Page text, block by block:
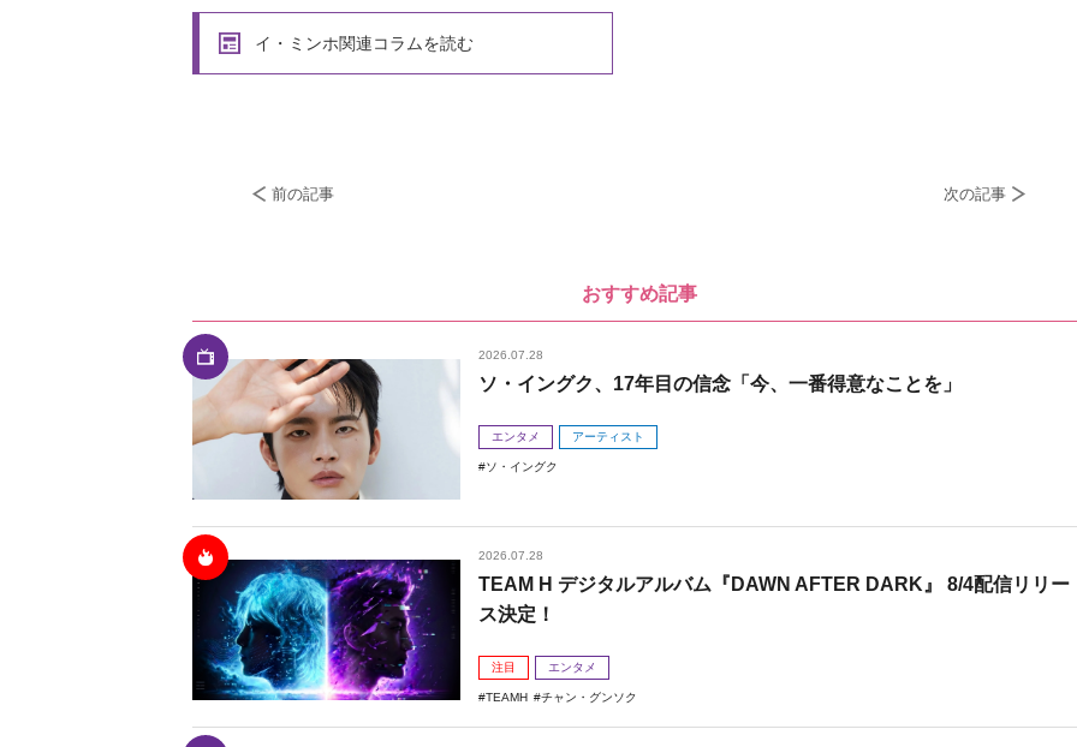
イ・ミンホ関連コラムを読む
前の記事 次の記事
おすすめ記事
2026.07.28
ソ・イングク、17年目の信念「今、一番得意なことを」
エンタメ アーティスト
ソ・イングク
2026.07.28
TEAM H デジタルアルバム『DAWN AFTER DARK』 8/4配信リリー
ス決定！
注目 エンタメ
TEAMH チャン・グンソク